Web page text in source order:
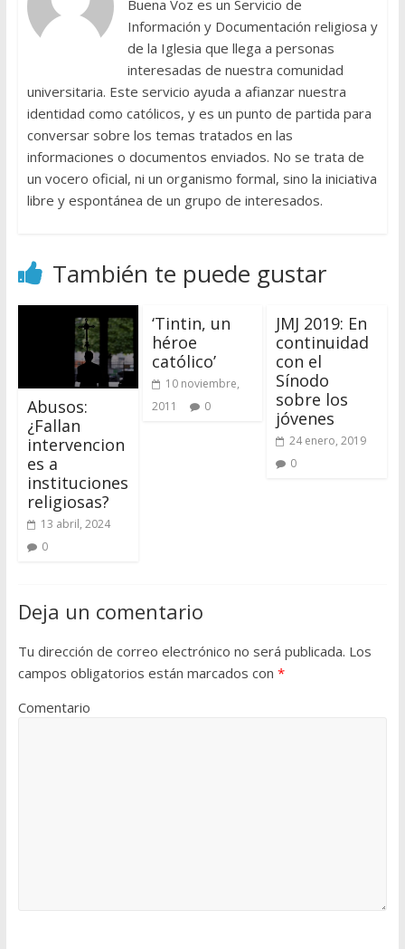
Buena Voz es un Servicio de
Información y Documentación religiosa y
de la Iglesia que llega a personas
interesadas de nuestra comunidad
universitaria. Este servicio ayuda a afianzar nuestra
identidad como católicos, y es un punto de partida para
conversar sobre los temas tratados en las
informaciones o documentos enviados. No se trata de
un vocero oficial, ni un organismo formal, sino la iniciativa
libre y espontánea de un grupo de interesados.
También te puede gustar
Abusos:
¿Fallan
intervencion
es a
instituciones
religiosas?
13 abril, 2024
0
‘Tintin, un
héroe
católico’
10 noviembre,
2011
0
JMJ 2019: En
continuidad
con el
Sínodo
sobre los
jóvenes
24 enero, 2019
0
Deja un comentario
Tu dirección de correo electrónico no será publicada. Los
campos obligatorios están marcados con *
Comentario